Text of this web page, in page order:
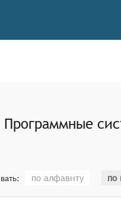
параметров
просмотра.
Программные
по алфавиту по